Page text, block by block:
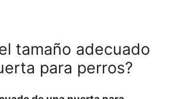
tamaño adecuado
para perros?